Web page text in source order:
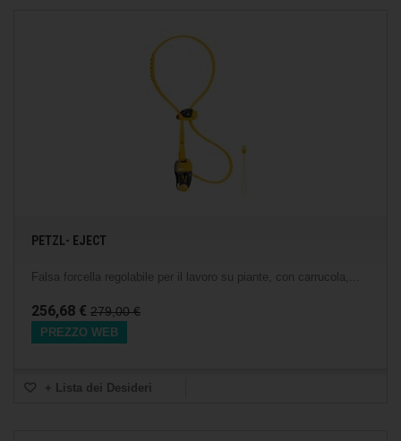
PETZL- EJECT
Falsa forcella regolabile per il lavoro su piante, con carrucola,...
256,68 € 279,00 €
PREZZO WEB
+ Lista dei Desideri